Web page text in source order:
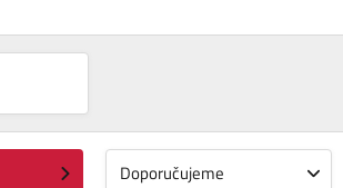
Doporučujeme